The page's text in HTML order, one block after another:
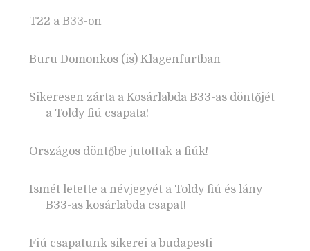
T22 a B33-on
Buru Domonkos (is) Klagenfurtban
Sikeresen zárta a Kosárlabda B33-as döntőjét
a Toldy fiú csapata!
Országos döntőbe jutottak a fiúk!
Ismét letette a névjegyét a Toldy fiú és lány
B33-as kosárlabda csapat!
Fiú csapatunk sikerei a budapesti